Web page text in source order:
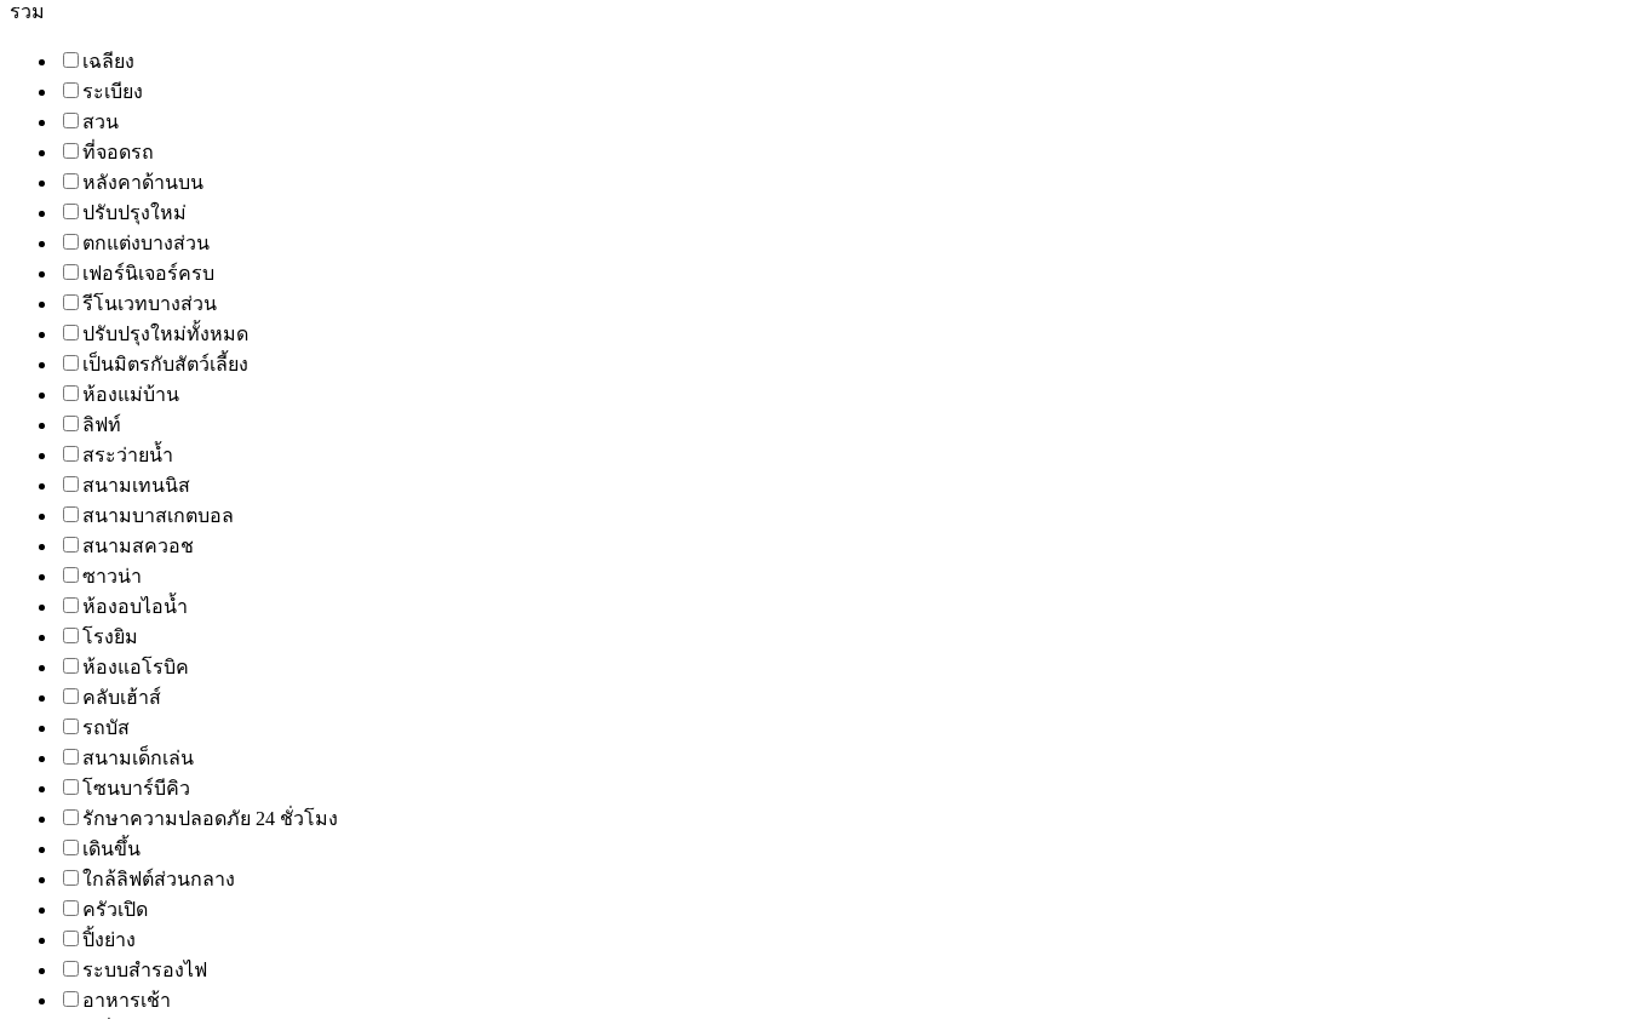
รวม
เฉลียง
ระเบียง
สวน
ที่จอดรถ
หลังคาด้านบน
ปรับปรุงใหม่
ตกแต่งบางส่วน
เฟอร์นิเจอร์ครบ
รีโนเวทบางส่วน
ปรับปรุงใหม่ทั้งหมด
เป็นมิตรกับสัตว์เลี้ยง
ห้องแม่บ้าน
ลิฟท์
สระว่ายน้ำ
สนามเทนนิส
สนามบาสเกตบอล
สนามสควอช
ซาวน่า
ห้องอบไอน้ำ
โรงยิม
ห้องแอโรบิค
คลับเฮ้าส์
รถบัส
สนามเด็กเล่น
โซนบาร์บีคิว
รักษาความปลอดภัย 24 ชั่วโมง
เดินขึ้น
ใกล้ลิฟต์ส่วนกลาง
ครัวเปิด
ปิ้งย่าง
ระบบสำรองไฟ
อาหารเช้า